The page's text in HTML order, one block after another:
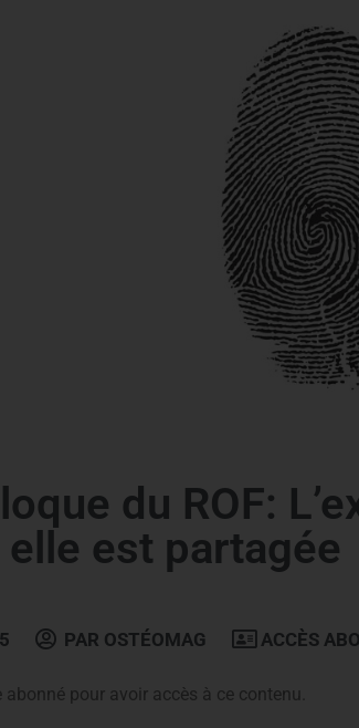
du ROF:
est partagée
PAR OSTÉOMAG ACCÈS
abonné pour avoir accès à ce contenu.